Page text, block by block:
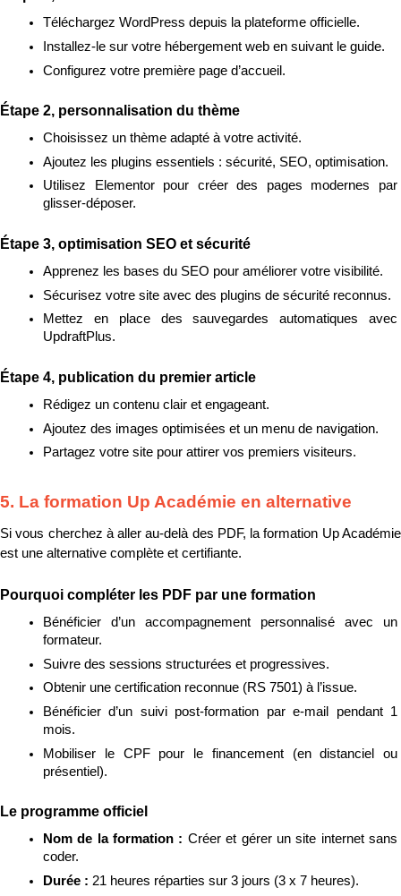
Téléchargez WordPress depuis la plateforme officielle.
Installez-le sur votre hébergement web en suivant le guide.
Configurez votre première page d’accueil.
Étape 2, personnalisation du thème
Choisissez un thème adapté à votre activité.
Ajoutez les plugins essentiels : sécurité, SEO, optimisation.
Utilisez Elementor pour créer des pages modernes par
glisser-déposer.
Étape 3, optimisation SEO et sécurité
Apprenez les bases du SEO pour améliorer votre visibilité.
Sécurisez votre site avec des plugins de sécurité reconnus.
Mettez en place des sauvegardes automatiques avec
UpdraftPlus.
Étape 4, publication du premier article
Rédigez un contenu clair et engageant.
Ajoutez des images optimisées et un menu de navigation.
Partagez votre site pour attirer vos premiers visiteurs.
5. La formation Up Académie en alternative
Si vous cherchez à aller au-delà des PDF, la formation Up Académie
est une alternative complète et certifiante.
Pourquoi compléter les PDF par une formation
Bénéficier d’un accompagnement personnalisé avec un
formateur.
Suivre des sessions structurées et progressives.
Obtenir une certification reconnue (RS 7501) à l’issue.
Bénéficier d’un suivi post-formation par e-mail pendant 1
mois.
Mobiliser le CPF pour le financement (en distanciel ou
présentiel).
Le programme officiel
Nom de la formation : Créer et gérer un site internet sans
coder.
Durée : 21 heures réparties sur 3 jours (3 x 7 heures).